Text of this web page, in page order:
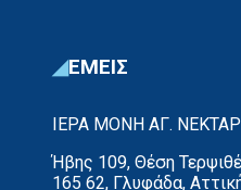
ΕΜΕΙΣ
ΙΕΡΑ ΜΟΝΗ ΑΓ.
Ήβης 109, Θέση
165 62, Γλυφάδα,